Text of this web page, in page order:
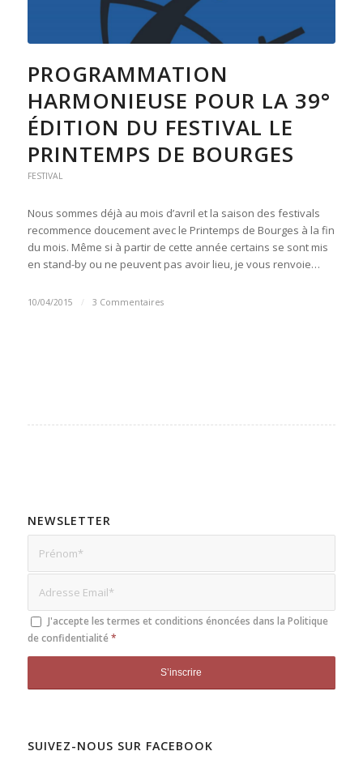
PROGRAMMATION
HARMONIEUSE POUR LA 39°
ÉDITION DU FESTIVAL LE
PRINTEMPS DE BOURGES
FESTIVAL
Nous sommes déjà au mois d’avril et la saison des festivals
recommence doucement avec le Printemps de Bourges à la fin
du mois. Même si à partir de cette année certains se sont mis
en stand-by ou ne peuvent pas avoir lieu, je vous renvoie…
10/04/2015 / 3 Commentaires
NEWSLETTER
J'accepte les termes et conditions énoncées dans la Politique
de confidentialité *
SUIVEZ-NOUS SUR FACEBOOK